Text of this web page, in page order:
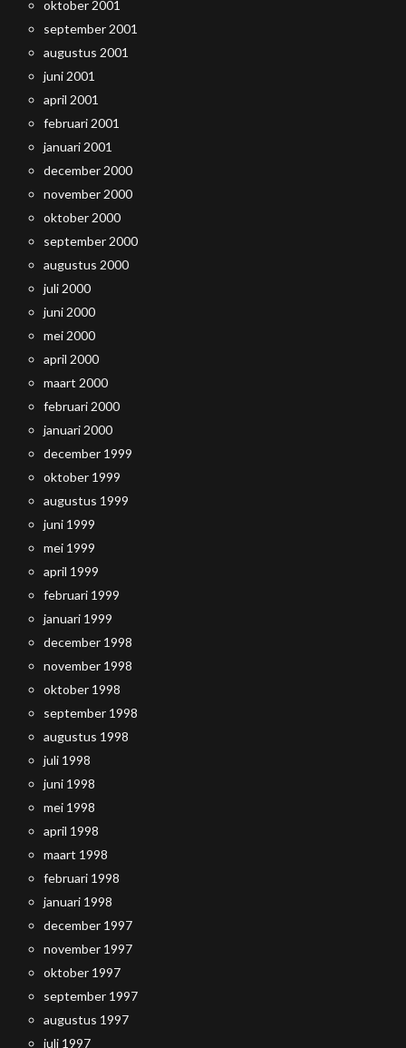
oktober 2001
september 2001
augustus 2001
juni 2001
april 2001
februari 2001
januari 2001
december 2000
november 2000
oktober 2000
september 2000
augustus 2000
juli 2000
juni 2000
mei 2000
april 2000
maart 2000
februari 2000
januari 2000
december 1999
oktober 1999
augustus 1999
juni 1999
mei 1999
april 1999
februari 1999
januari 1999
december 1998
november 1998
oktober 1998
september 1998
augustus 1998
juli 1998
juni 1998
mei 1998
april 1998
maart 1998
februari 1998
januari 1998
december 1997
november 1997
oktober 1997
september 1997
augustus 1997
juli 1997